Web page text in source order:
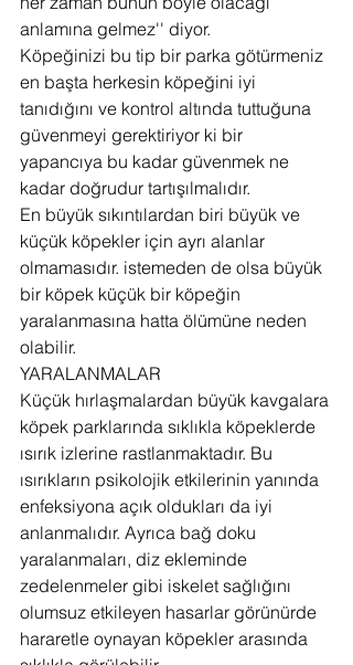
anlamına gelmez'' diyor.
Köpeğinizi bu tip bir parka götürmeniz
en başta herkesin köpeğini iyi
tanıdığını ve kontrol altında tuttuğuna
güvenmeyi gerektiriyor ki bir
yapancıya bu kadar güvenmek ne
kadar doğrudur tartışılmalıdır.
En büyük sıkıntılardan biri büyük ve
küçük köpekler için ayrı alanlar
olmamasıdır. istemeden de olsa büyük
bir köpek küçük bir köpeğin
yaralanmasına hatta ölümüne neden
olabilir.
YARALANMALAR
Küçük hırlaşmalardan büyük kavgalara
köpek parklarında sıklıkla köpeklerde
ısırık izlerine rastlanmaktadır. Bu
ısırıkların psikolojik etkilerinin yanında
enfeksiyona açık oldukları da iyi
anlanmalıdır. Ayrıca bağ doku
yaralanmaları, diz ekleminde
zedelenmeler gibi iskelet sağlığını
olumsuz etkileyen hasarlar görünürde
hararetle oynayan köpekler arasında